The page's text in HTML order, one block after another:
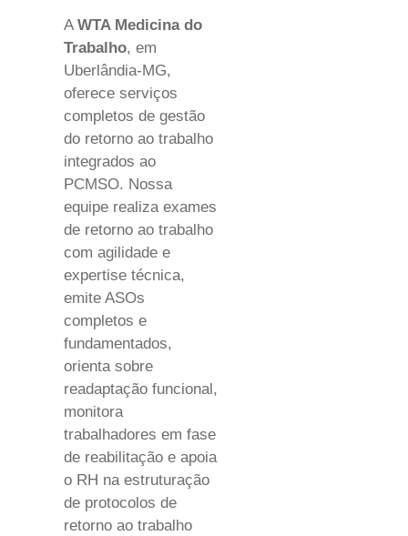
A WTA Medicina do
Trabalho, em
Uberlândia-MG,
oferece serviços
completos de gestão
do retorno ao trabalho
integrados ao
PCMSO. Nossa
equipe realiza exames
de retorno ao trabalho
com agilidade e
expertise técnica,
emite ASOs
completos e
fundamentados,
orienta sobre
readaptação funcional,
monitora
trabalhadores em fase
de reabilitação e apoia
o RH na estruturação
de protocolos de
retorno ao trabalho